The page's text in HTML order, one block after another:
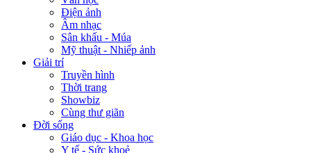
Điện ảnh
Âm nhạc
Sân khấu - Múa
Mỹ thuật - Nhiếp ảnh
Giải trí
Truyền hình
Thời trang
Showbiz
Cùng thư giãn
Đời sống
Giáo dục - Khoa học
Y tế - Sức khoẻ